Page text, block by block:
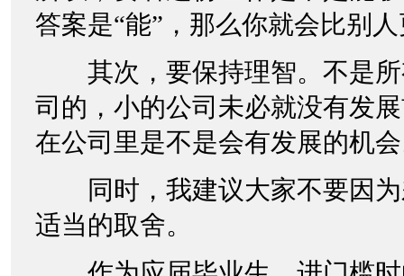
答案是“能”，那么你就会比别
其次，要保持理智。不是所
司的，小的公司未必就没有发
在公司里是不是会有发展的机
同时，我建议大家不要因为
适当的取舍。